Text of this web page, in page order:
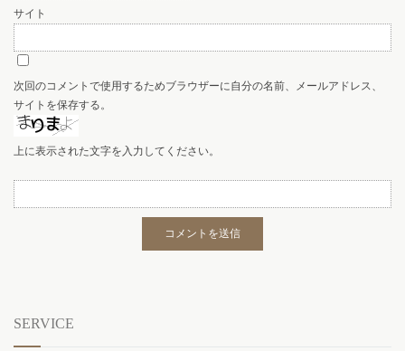
サイト
次回のコメントで使用するためブラウザーに自分の名前、メールアドレス、
サイトを保存する。
上に表示された文字を入力してください。
SERVICE